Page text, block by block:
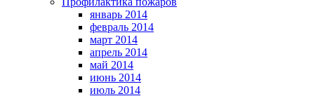
январь 2014
февраль 2014
март 2014
апрель 2014
май 2014
июнь 2014
июль 2014